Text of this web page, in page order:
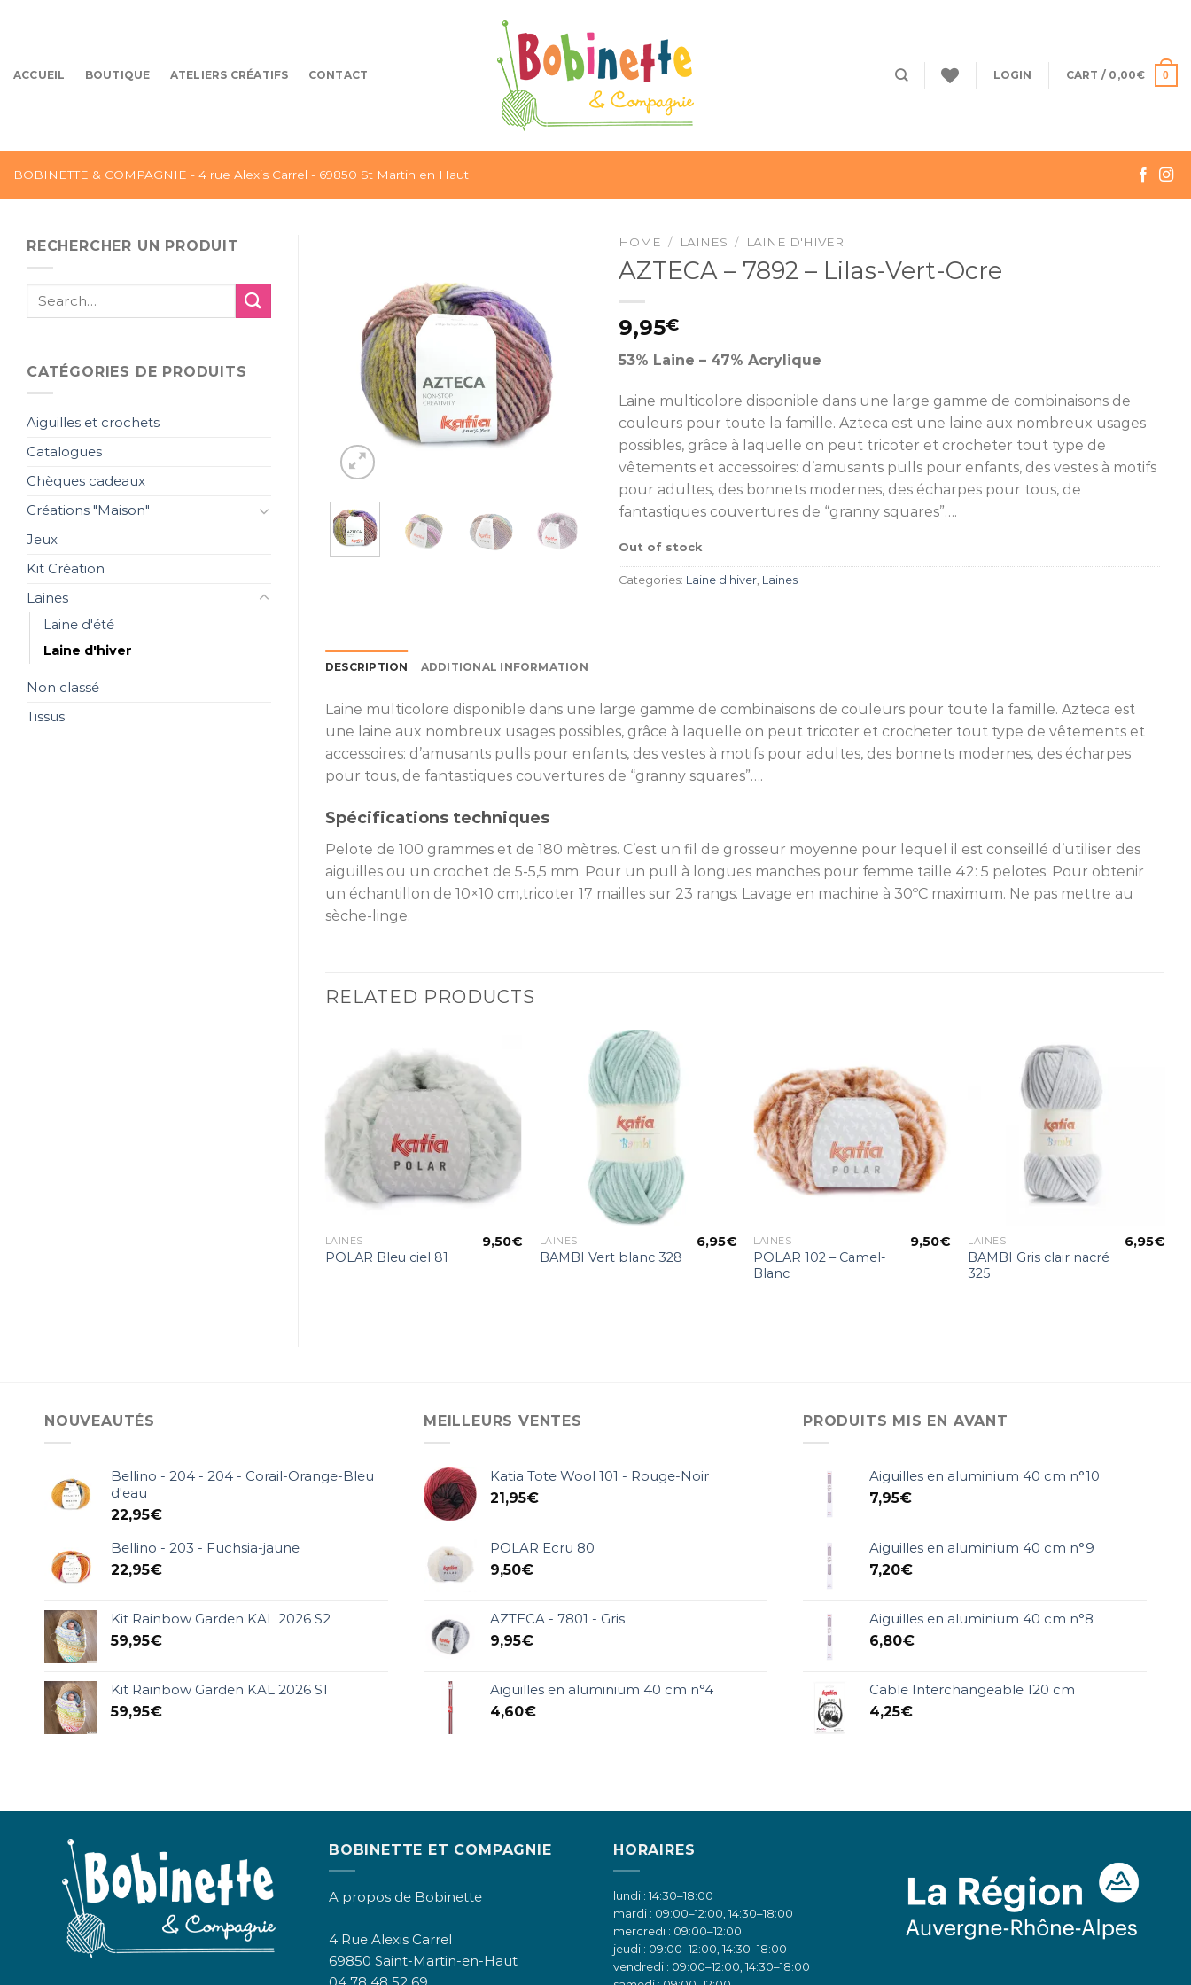
ACCUEIL BOUTIQUE ATELIERS CRÉATIFS CONTACT LOGIN CART / 0,00€ 0
BOBINETTE & COMPAGNIE - 4 rue Alexis Carrel - 69850 St Martin en Haut
RECHERCHER UN PRODUIT
CATÉGORIES DE PRODUITS
Aiguilles et crochets
Catalogues
Chèques cadeaux
Créations "Maison"
Jeux
Kit Création
Laines
Laine d'été
Laine d'hiver
Non classé
Tissus
à la liste
d’envies
HOME / LAINES / LAINE D'HIVER
AZTECA – 7892 – Lilas-Vert-Ocre
9,95€
53% Laine – 47% Acrylique
Laine multicolore disponible dans une large gamme de combinaisons de
couleurs pour toute la famille. Azteca est une laine aux nombreux usages
possibles, grâce à laquelle on peut tricoter et crocheter tout type de
vêtements et accessoires: d’amusants pulls pour enfants, des vestes à motifs
pour adultes, des bonnets modernes, des écharpes pour tous, de
fantastiques couvertures de “granny squares”….
Out of stock
Categories: Laine d'hiver, Laines
DESCRIPTION ADDITIONAL INFORMATION
Laine multicolore disponible dans une large gamme de combinaisons de couleurs pour toute la famille. Azteca est
une laine aux nombreux usages possibles, grâce à laquelle on peut tricoter et crocheter tout type de vêtements et
accessoires: d’amusants pulls pour enfants, des vestes à motifs pour adultes, des bonnets modernes, des écharpes
pour tous, de fantastiques couvertures de “granny squares”….
Spécifications techniques
Pelote de 100 grammes et de 180 mètres. C’est un fil de grosseur moyenne pour lequel il est conseillé d’utiliser des
aiguilles ou un crochet de 5-5,5 mm. Pour un pull à longues manches pour femme taille 42: 5 pelotes. Pour obtenir
un échantillon de 10×10 cm,tricoter 17 mailles sur 23 rangs. Lavage en machine à 30ºC maximum. Ne pas mettre au
sèche-linge.
RELATED PRODUCTS
Ajouter
à la liste
d’envies
LAINES
POLAR Bleu ciel 81
9,50€ LAINES
BAMBI Vert blanc 328
6,95€
Ajouter
à la liste
d’envies
LAINES
POLAR 102 – Camel-
Blanc
9,50€ LAINES
BAMBI Gris clair nacré
325
6,95€
NOUVEAUTÉS
Bellino - 204 - 204 - Corail-Orange-Bleu
d'eau
22,95€
Bellino - 203 - Fuchsia-jaune
22,95€
Kit Rainbow Garden KAL 2026 S2
59,95€
Kit Rainbow Garden KAL 2026 S1
59,95€
MEILLEURS VENTES
Katia Tote Wool 101 - Rouge-Noir
21,95€
POLAR Ecru 80
9,50€
AZTECA - 7801 - Gris
9,95€
Aiguilles en aluminium 40 cm n°4
4,60€
PRODUITS MIS EN AVANT
Aiguilles en aluminium 40 cm n°10
7,95€
Aiguilles en aluminium 40 cm n°9
7,20€
Aiguilles en aluminium 40 cm n°8
6,80€
Cable Interchangeable 120 cm
4,25€
BOBINETTE ET COMPAGNIE
A propos de Bobinette
4 Rue Alexis Carrel
69850 Saint-Martin-en-Haut
HORAIRES
lundi : 14:30–18:00
mardi : 09:00–12:00, 14:30–18:00
mercredi : 09:00–12:00
jeudi : 09:00–12:00, 14:30–18:00
vendredi : 09:00–12:00, 14:30–18:00